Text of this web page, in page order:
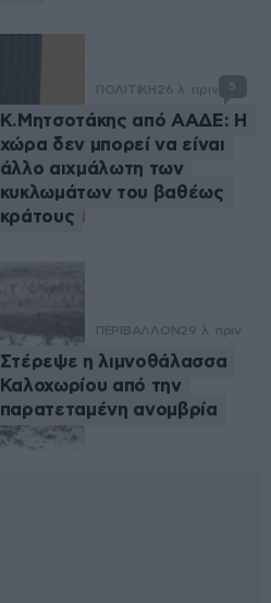
ΠΟΛΙΤΙΚΗ26 λ. πριν 5
Κ.Μητσοτάκης από ΑΑΔΕ: Η
χώρα δεν μπορεί να είναι
άλλο αιχμάλωτη των
κυκλωμάτων του βαθέως
κράτους
ΠΕΡΙΒΑΛΛΟΝ29 λ. πριν
Στέρεψε η λιμνοθάλασσα
Καλοχωρίου από την
παρατεταμένη ανομβρία